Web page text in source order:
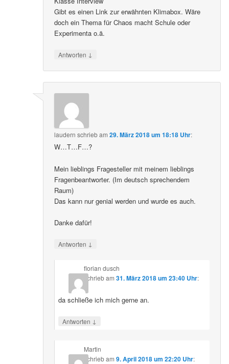
Gibt es einen Link zur erwähnten Klimabox. Wäre
doch ein Thema für Chaos macht Schule oder
Experimenta o.ä.
Antworten ↓
laudern schriebam29. März 2018 um 18:18 Uhr:
W…T…F…?
Mein lieblings Fragesteller mit meinem lieblings
Fragenbeantworter. (Im deutsch sprechendem
Raum)
Das kann nur genial werden und wurde es auch.
Danke dafür!
Antworten ↓
florian dusch
schriebam 31. März 2018 um 23:40 Uhr:
da schließe ich mich gerne an.
Antworten ↓
Martin
schriebam 9. April 2018 um 22:20 Uhr: